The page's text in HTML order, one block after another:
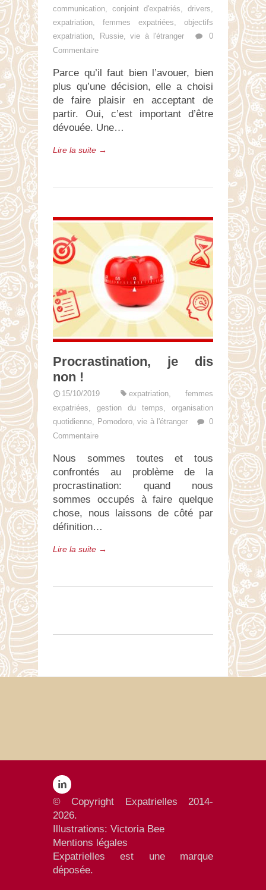
communication, conjoint d'expatriés, drivers,
expatriation, femmes expatriées, objectifs
expatriation, Russie, vie à l'étranger
0
Commentaire
Parce qu’il faut bien l’avouer, bien
plus qu’une décision, elle a choisi
de faire plaisir en acceptant de
partir. Oui, c’est important d’être
dévouée. Une…
Lire la suite →
Procrastination, je dis
non !
15/10/2019 expatriation, femmes
expatriées, gestion du temps, organisation
quotidienne, Pomodoro, vie à l'étranger
0
Commentaire
Nous sommes toutes et tous
confrontés au problème de la
procrastination: quand nous
sommes occupés à faire quelque
chose, nous laissons de côté par
définition…
Lire la suite →
© Copyright Expatrielles 2014-
2026.
Illustrations: Victoria Bee
Mentions légales
Expatrielles est une marque
déposée.